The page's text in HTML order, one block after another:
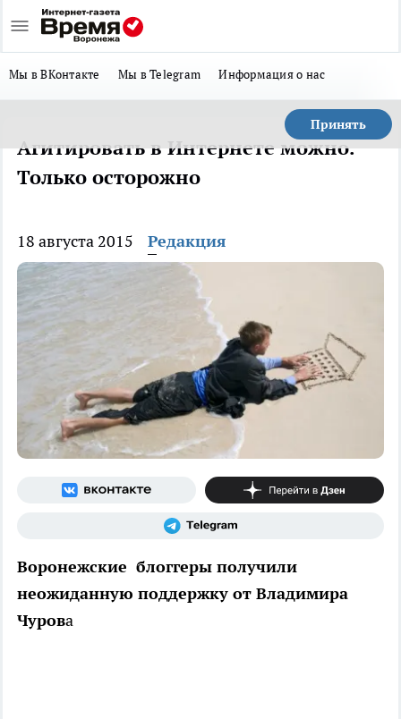
Мы в ВКонтакте Мы в Telegram Информация о нас
Принять
Агитировать в Интернете можно.
Только осторожно
18 августа 2015 Редакция
Воронежские блоггеры получили
неожиданную поддержку от Владимира
Чурова